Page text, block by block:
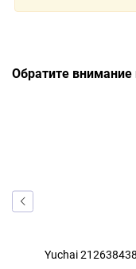
Обратите
Yuchai